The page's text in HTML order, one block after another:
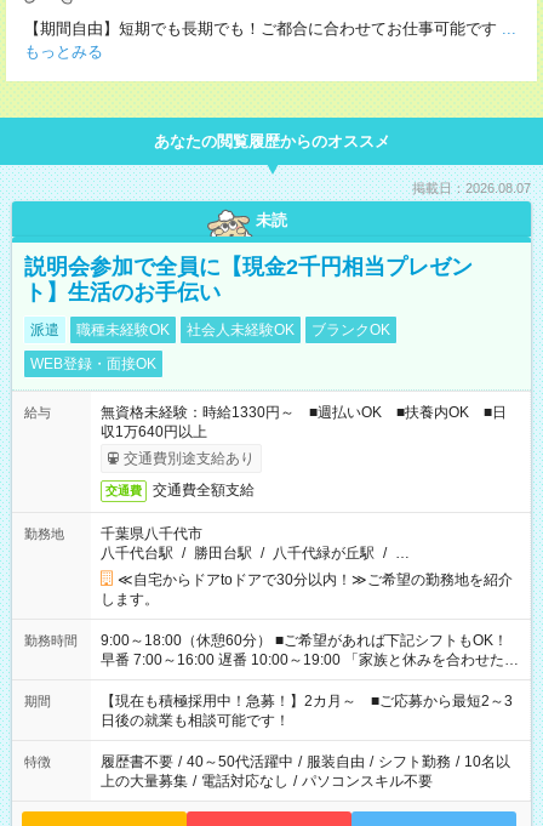
【期間自由】短期でも長期でも！ご都合に合わせてお仕事可能です ...
もっとみる
あなたの閲覧履歴からのオススメ
掲載日：2026.08.07
未読
説明会参加で全員に【現金2千円相当プレゼン
ト】生活のお手伝い
派遣 職種未経験OK 社会人未経験OK
ブランクOK
WEB登録・面接OK
給与
無資格未経験：時給1330円～ ■週払いOK ■扶養内OK ■日
収1万640円以上
交通費別途支給あり
交通費 交通費全額支給
勤務地
千葉県八千代市
八千代台駅 / 勝田台駅 / 八千代緑が丘駅 / …
≪自宅からドアtoドアで30分以内！≫ご希望の勤務地を紹介
します。
勤務時間
9:00～18:00（休憩60分） ■ご希望があれば下記シフトもOK！
早番 7:00～16:00 遅番 10:00～19:00 「家族と休みを合わせた
い」 「余裕を持って夕飯の準備がしたい」 「できれば残業はし
たくない」 など、ご希望を教えてくださいね。 ※Wワーク希望
の方へ 今ご覧のお仕事で希望する勤務時間と、もう1つのお仕事
の勤務時間。 合計で週40時間を超える場合は応募できません。
期間
【現在も積極採用中！急募！】2カ月～ ■ご応募から最短2～3
日後の就業も相談可能です！
特徴 履歴書不要 / 40～50代活躍中 / 服装自由 / シフト勤務 / 10名以
上の大量募集 / 電話対応なし / パソコンスキル不要